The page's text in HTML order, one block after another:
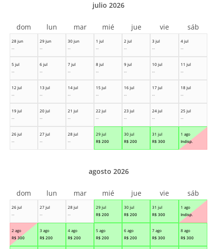
28 jun
--
29 jun
--
30 jun
--
1 jul
--
2 jul
--
3 jul
--
4 jul
--
5 jul
--
6 jul
--
7 jul
--
8 jul
--
9 jul
--
10 jul
--
11 jul
--
12 jul
--
13 jul
--
14 jul
--
15 jul
--
16 jul
--
17 jul
--
18 jul
--
19 jul
--
20 jul
--
21 jul
--
22 jul
--
23 jul
--
24 jul
--
25 jul
--
26 jul
--
27 jul
--
28 jul
--
29 jul
R$ 200
30 jul
R$ 200
31 jul
R$ 300
1 ago
Indisp.
julio 2026
dom lun mar mié jue vie sáb
26 jul
--
27 jul
--
28 jul
--
29 jul
R$ 200
30 jul
R$ 200
31 jul
R$ 300
1 ago
Indisp.
2 ago
R$ 300
3 ago
R$ 200
4 ago
R$ 200
5 ago
R$ 200
6 ago
R$ 200
7 ago
R$ 300
8 ago
R$ 300
agosto 2026
dom lun mar mié jue vie sáb